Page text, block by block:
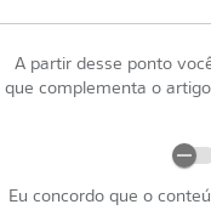
A partir desse ponto
que complementa o
Eu concordo que o